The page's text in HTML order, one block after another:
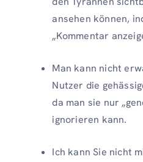
ansehen können,
„Kommentar
Man kann nicht
Nutzer die
da man sie nur
ignorieren kann.
Ich kann Sie nicht